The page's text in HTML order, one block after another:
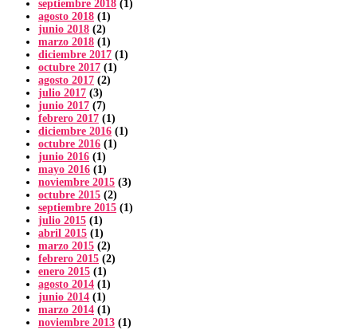
septiembre 2018 (1)
agosto 2018 (1)
junio 2018 (2)
marzo 2018 (1)
diciembre 2017 (1)
octubre 2017 (1)
agosto 2017 (2)
julio 2017 (3)
junio 2017 (7)
febrero 2017 (1)
diciembre 2016 (1)
octubre 2016 (1)
junio 2016 (1)
mayo 2016 (1)
noviembre 2015 (3)
octubre 2015 (2)
septiembre 2015 (1)
julio 2015 (1)
abril 2015 (1)
marzo 2015 (2)
febrero 2015 (2)
enero 2015 (1)
agosto 2014 (1)
junio 2014 (1)
marzo 2014 (1)
noviembre 2013 (1)